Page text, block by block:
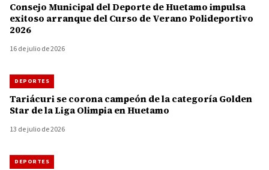
Consejo Municipal del Deporte de Huetamo impulsa
exitoso arranque del Curso de Verano Polideportivo
2026
16 de julio de 2026
DEPORTES
Tariácuri se corona campeón de la categoría Golden
Star de la Liga Olimpia en Huetamo
13 de julio de 2026
DEPORTES